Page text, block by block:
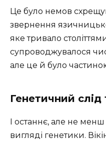
Це було немов
звернення
яке тривало
супроводжувалося
але це й було
Генетичний слід
І останнє, але не
вигляді генетики.